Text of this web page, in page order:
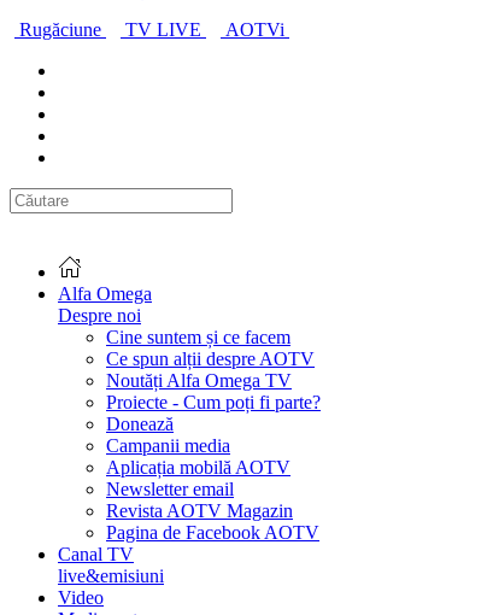
Rugăciune
TV LIVE AOTVi
Alfa Omega
Despre noi
Cine suntem și ce facem
Ce spun alții despre AOTV
Noutăți Alfa Omega TV
Proiecte - Cum poți fi parte?
Donează
Campanii media
Aplicația mobilă AOTV
Newsletter email
Revista AOTV Magazin
Pagina de Facebook AOTV
Canal TV
live&emisiuni
Video